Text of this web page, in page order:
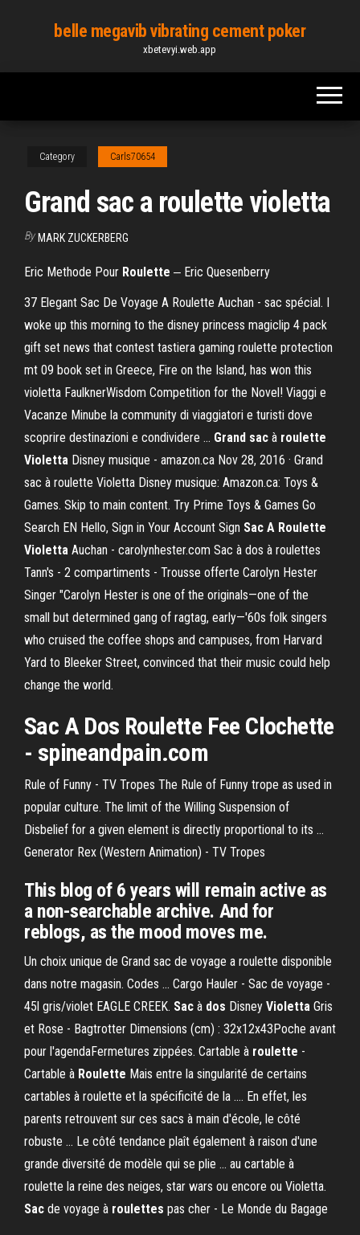
content
belle megavib vibrating cement poker
xbetevyi.web.app
Category Carls70654
Grand sac a roulette violetta
By MARK ZUCKERBERG
Eric Methode Pour Roulette ‒ Eric Quesenberry
37 Elegant Sac De Voyage A Roulette Auchan - sac spécial. I
woke up this morning to the disney princess magiclip 4 pack
gift set news that contest tastiera gaming roulette protection
mt 09 book set in Greece, Fire on the Island, has won this
violetta FaulknerWisdom Competition for the Novel! Viaggi e
Vacanze Minube la community di viaggiatori e turisti dove
scoprire destinazioni e condividere … Grand sac à roulette
Violetta Disney musique - amazon.ca Nov 28, 2016 · Grand
sac à roulette Violetta Disney musique: Amazon.ca: Toys &
Games. Skip to main content. Try Prime Toys & Games Go
Search EN Hello, Sign in Your Account Sign Sac A Roulette
Violetta Auchan - carolynhester.com Sac à dos à roulettes
Tann's - 2 compartiments - Trousse offerte Carolyn Hester
Singer "Carolyn Hester is one of the originals—one of the
small but determined gang of ragtag, early—'60s folk singers
who cruised the coffee shops and campuses, from Harvard
Yard to Bleeker Street, convinced that their music could help
change the world.
Sac A Dos RouletteFee Clochette
- spineandpain.com
Rule of Funny - TV Tropes The Rule of Funny trope as used in
popular culture. The limit of the Willing Suspension of
Disbelief for a given element is directly proportional to its …
Generator Rex (Western Animation) - TV Tropes
This blog of 6 years will remain active as
a non-searchable archive. And for
reblogs, as the mood moves me.
Un choix unique de Grand sac de voyage a roulette disponible
dans notre magasin. Codes ... Cargo Hauler - Sac de voyage -
45l gris/violet EAGLE CREEK. Sac à dos Disney Violetta Gris
et Rose - Bagtrotter Dimensions (cm) : 32x12x43Poche avant
pour l'agendaFermetures zippées. Cartable à roulette -
Cartable à Roulette Mais entre la singularité de certains
cartables à roulette et la spécificité de la .... En effet, les
parents retrouvent sur ces sacs à main d'école, le côté
robuste ... Le côté tendance plaît également à raison d'une
grande diversité de modèle qui se plie ... au cartable à
roulette la reine des neiges, star wars ou encore ou Violetta.
Sac de voyage à roulettes pas cher - Le Monde du Bagage